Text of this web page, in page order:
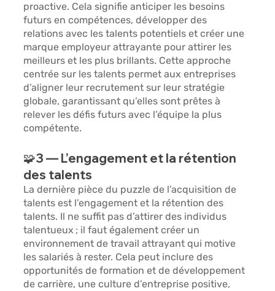
proactive. Cela signifie anticiper les besoins
futurs en compétences, développer des
relations avec les talents potentiels et créer une
marque employeur attrayante pour attirer les
meilleurs et les plus brillants. Cette approche
centrée sur les talents permet aux entreprises
d’aligner leur recrutement sur leur stratégie
globale, garantissant qu’elles sont prêtes à
relever les défis futurs avec l’équipe la plus
compétente.
🧩3 — L’engagement et la rétention
des talents
La dernière pièce du puzzle de l’acquisition de
talents est l’engagement et la rétention des
talents. Il ne suffit pas d’attirer des individus
talentueux ; il faut également créer un
environnement de travail attrayant qui motive
les salariés à rester. Cela peut inclure des
opportunités de formation et de développement
de carrière, une culture d’entreprise positive,